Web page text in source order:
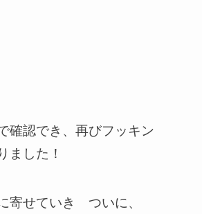
確認でき、再びフッキン
した！
寄せていき ついに、